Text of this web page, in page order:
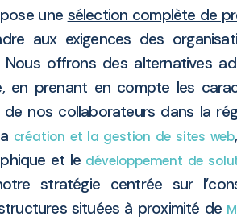
une sélection complète de
aux exigences des
Nous offrons des alternatives
en prenant en compte les
de nos collaborateurs dans la
création et la gestion de sites web
et le développement de
stratégie centrée sur
situées à proximité de